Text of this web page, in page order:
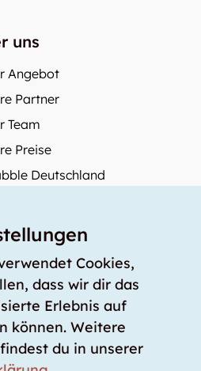
uns
Angebot
Partner
Team
Preise
Deutschland
sein?
Cookies,
dass wir dir das
Erlebnis auf
können. Weitere
du in unserer